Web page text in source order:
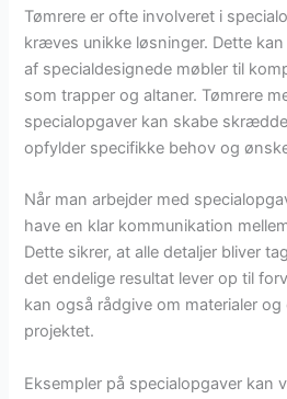
Tømrere er ofte involveret i
kræves unikke løsninger. Dette
af specialdesignede møbler til
som trapper og altaner. Tømrere
specialopgaver kan skabe
opfylder specifikke behov og
Når man arbejder med
have en klar kommunikation
Dette sikrer, at alle detaljer bliver
det endelige resultat lever op til
kan også rådgive om materialer
projektet.
Eksempler på specialopgaver kan